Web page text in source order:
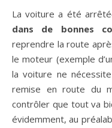
La voiture a été
dans de bonnes
reprendre la route
le moteur (exemple
la voiture ne
remise en route du
contrôler que tout va
évidemment, au